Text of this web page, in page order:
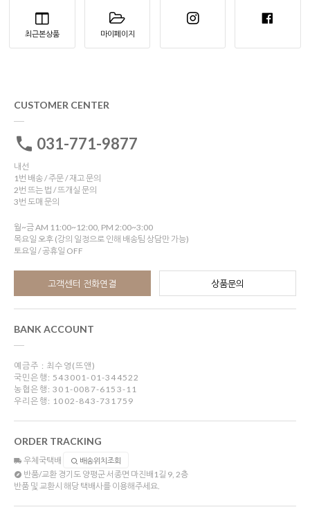
최근본상품 마이페이지
CUSTOMER CENTER
031-771-9877
내선
1번 배송 / 주문 / 재고 문의
2번 뜨는 법 / 뜨개실 문의
3번 도매 문의
월~금 AM 11:00~12:00, PM 2:00~3:00
목요일 오후 (강의 일정으로 인해 배송팀 상담만 가능)
토요일 / 공휴일 OFF
고객센터 전화연결 상품문의
BANK ACCOUNT
예금주 : 최수영(뜨앤)
국민은행: 543001-01-344522
농협은행: 301-0087-6153-11
우리은행: 1002-843-731759
ORDER TRACKING
우체국택배 배송위치조회
반품/교환 경기도 양평군 서종면 마진배1길 9, 2층
반품 및 교환시 해당 택배사를 이용해주세요.